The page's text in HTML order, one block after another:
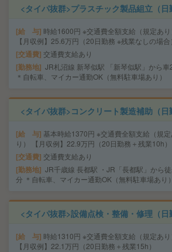
<タイパ抜群>プラスチック製品組立（
給 与 時給1600円 ※交通費全額支給（規定あり
【月収例】25.6万円（20日勤務 ※残業なしの場合）
交通費 交通費支給あり
勤務地 JR札沼線 新琴似駅 「新琴似駅」から車
＊自転車、マイカー通勤OK（無料駐車場あり）
<タイパ抜群>コンクリート製造補助（
給 与 基本時給1370円 ※交通費全額支給（規定
り） 【月収例】22.9万円（20日勤務＋残業10h）
交通費 交通費支給あり
勤務地 JR千歳線 長都駅 ・JR「長都駅」から
分 ＊自転車、マイカー通勤OK（無料駐車場あり）
<タイパ抜群>設備点検・整備・修理（
給 与 時給1310円 ※交通費全額支給（規定あり
【月収例】22.1万円（20日勤務＋残業15h）